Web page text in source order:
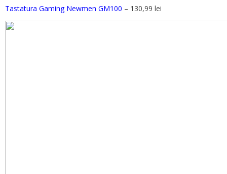
Tastatura Gaming Newmen GM100 – 130,99 lei